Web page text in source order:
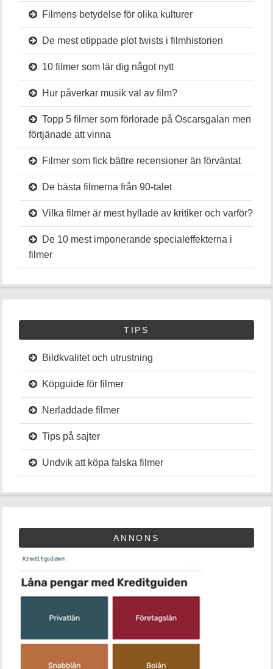
Filmens betydelse för olika kulturer
De mest otippade plot twists i filmhistorien
10 filmer som lär dig något nytt
Hur påverkar musik val av film?
Topp 5 filmer som förlorade på Oscarsgalan men
förtjänade att vinna
Filmer som fick bättre recensioner än förväntat
De bästa filmerna från 90-talet
Vilka filmer är mest hyllade av kritiker och varför?
De 10 mest imponerande specialeffekterna i
filmer
TIPS
Bildkvalitet och utrustning
Köpguide för filmer
Nerladdade filmer
Tips på sajter
Undvik att köpa falska filmer
ANNONS